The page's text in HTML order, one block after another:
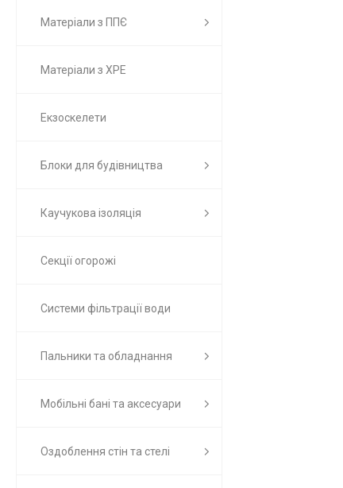
Матеріали з ППЄ
Матеріали з ХРЕ
Екзоскелети
Блоки для будівництва
Каучукова ізоляція
Секції огорожі
Системи фільтрації води
Пальники та обладнання
Мобільні бані та аксесуари
Оздоблення стін та стелі